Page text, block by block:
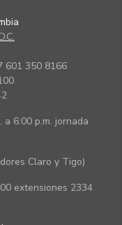
601 350 8166
a 6:00 p.m. jornada
Claro y Tigo)
extensiones 2334